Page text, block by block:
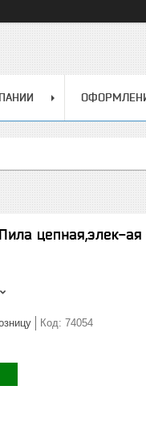
Пила цепная,элек-
Код: 74054